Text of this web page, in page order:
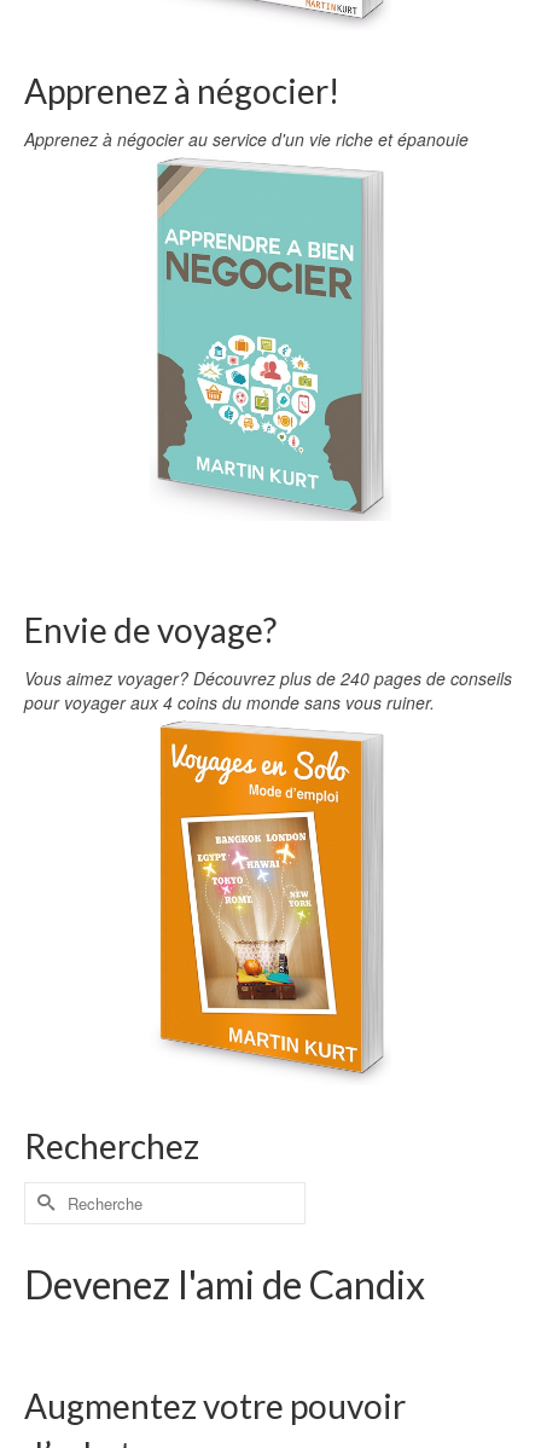
Apprenez à négocier!
Apprenez à négocier au service d'un vie riche et épanouie
Envie de voyage?
Vous aimez voyager? Découvrez plus de 240 pages de conseils
pour voyager aux 4 coins du monde sans vous ruiner.
Recherchez
Devenez l'ami de Candix
Augmentez votre pouvoir